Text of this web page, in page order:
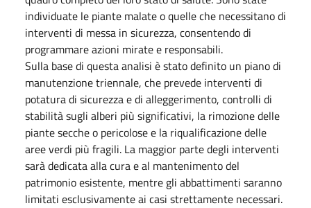
individuate le piante malate o quelle che necessitano di
interventi di messa in sicurezza, consentendo di
programmare azioni mirate e responsabili.
Sulla base di questa analisi è stato definito un piano di
manutenzione triennale, che prevede interventi di
potatura di sicurezza e di alleggerimento, controlli di
stabilità sugli alberi più significativi, la rimozione delle
piante secche o pericolose e la riqualificazione delle
aree verdi più fragili. La maggior parte degli interventi
sarà dedicata alla cura e al mantenimento del
patrimonio esistente, mentre gli abbattimenti saranno
limitati esclusivamente ai casi strettamente necessari.